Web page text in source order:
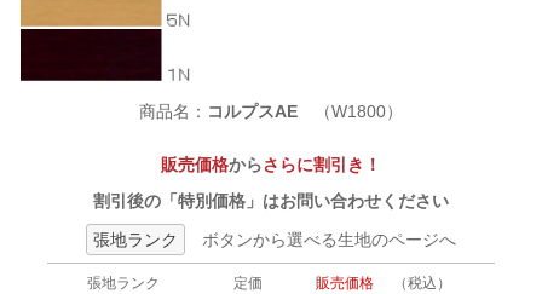
商品名： コルプスAE （W1800）
販売価格からさらに割引き！
割引後の「特別価格」はお問い合わせください
張地ランク
ボタンから選べる生地のページへ
張地ランク 定価 販売価格 （税込）